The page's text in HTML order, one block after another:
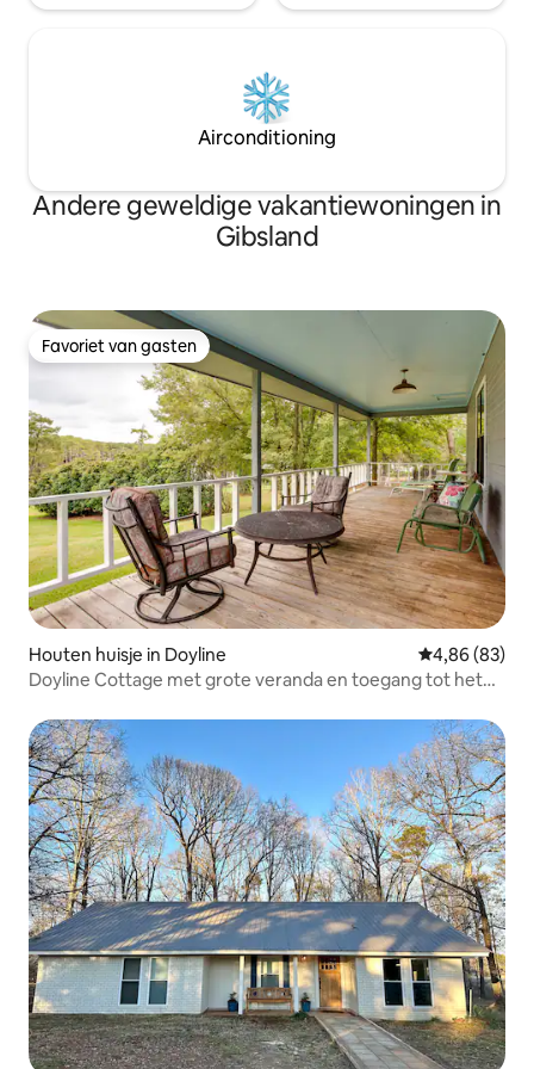
Airconditioning
Andere geweldige vakantiewoningen in
Gibsland
Favoriet van gasten
Favoriet van gasten
Houten huisje in Doyline Gemiddelde
4,86 (83)
Doyline Cottage met grote veranda en toegang tot het